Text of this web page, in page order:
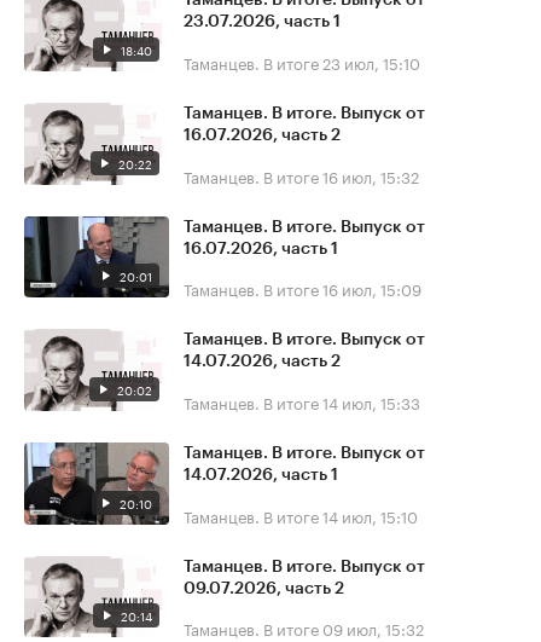
18:40
23.07.2026, часть 1
Таманцев. В итоге 23 июл, 15:10
20:22
Таманцев. В итоге. Выпуск от
16.07.2026, часть 2
Таманцев. В итоге16 июл, 15:32
20:01
Таманцев. В итоге. Выпуск от
16.07.2026, часть 1
Таманцев. В итоге16 июл, 15:09
20:02
Таманцев. В итоге. Выпуск от
14.07.2026, часть 2
Таманцев. В итоге14 июл, 15:33
20:10
Таманцев. В итоге. Выпуск от
14.07.2026, часть 1
Таманцев. В итоге14 июл, 15:10
20:14
Таманцев. В итоге. Выпуск от
09.07.2026, часть 2
Таманцев. В итоге 09 июл, 15:32